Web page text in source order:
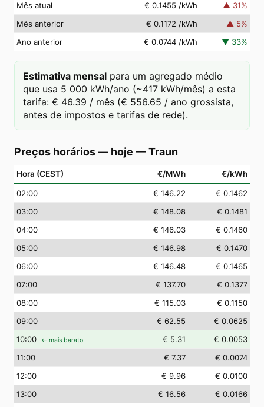
Mês atual
€ 0.1455 /kWh ▲ 31%
Mês anterior
€ 0.1172 /kWh ▲ 5%
Ano anterior
€ 0.0744 /kWh ▼ 33%
Estimativa mensal para um agregado médio
que usa 5 000 kWh/ano (~417 kWh/mês) a esta
tarifa: € 46.39 / mês (€ 556.65 / ano grossista,
antes de impostos e tarifas de rede).
Preços horários — hoje —Traun
Hora (CEST) €/MWh €/kWh
02:00 € 146.22
€ 0.1462
03:00 € 148.08
€ 0.1481
04:00 € 146.03
€ 0.1460
05:00 € 146.98
€ 0.1470
06:00 € 146.48
€ 0.1465
07:00 € 137.70
€ 0.1377
08:00 € 115.03
€ 0.1150
09:00 € 62.55
€ 0.0625
10:00 ← mais barato € 5.31
€ 0.0053
11:00 € 7.37
€ 0.0074
12:00 € 9.96
€ 0.0100
13:00 € 16.56
€ 0.0166